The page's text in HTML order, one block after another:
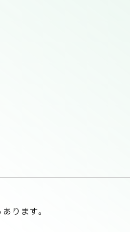
ります。